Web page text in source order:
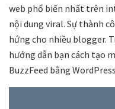
web phổ biến nhất trên
nội dung viral. Sự thành
hứng cho nhiều blogger.
hướng dẫn bạn cách tạo
BuzzFeed bằng